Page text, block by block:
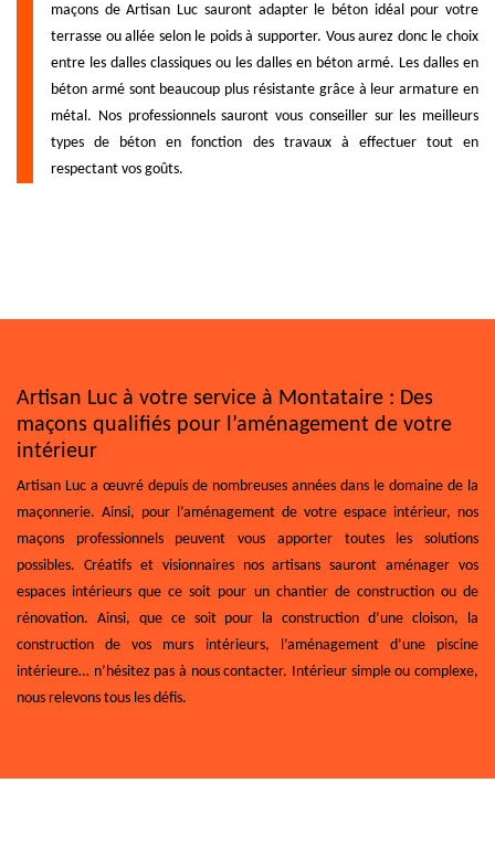
maçons de Artisan Luc sauront adapter le béton idéal pour votre
terrasse ou allée selon le poids à supporter. Vous aurez donc le choix
entre les dalles classiques ou les dalles en béton armé. Les dalles en
béton armé sont beaucoup plus résistante grâce à leur armature en
métal. Nos professionnels sauront vous conseiller sur les meilleurs
types de béton en fonction des travaux à effectuer tout en
respectant vos goûts.
Artisan Luc à votre service à Montataire : Des
maçons qualifiés pour l’aménagement de votre
intérieur
Artisan Luc a œuvré depuis de nombreuses années dans le domaine de la
maçonnerie. Ainsi, pour l’aménagement de votre espace intérieur, nos
maçons professionnels peuvent vous apporter toutes les solutions
possibles. Créatifs et visionnaires nos artisans sauront aménager vos
espaces intérieurs que ce soit pour un chantier de construction ou de
rénovation. Ainsi, que ce soit pour la construction d’une cloison, la
construction de vos murs intérieurs, l’aménagement d’une piscine
intérieure… n’hésitez pas à nous contacter. Intérieur simple ou complexe,
nous relevons tous les défis.